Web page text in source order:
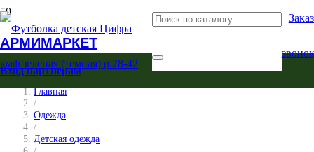
АРМИМАРКЕТ
звонок
Вход партнерам
Главная
/
Одежда
/
Детская одежда